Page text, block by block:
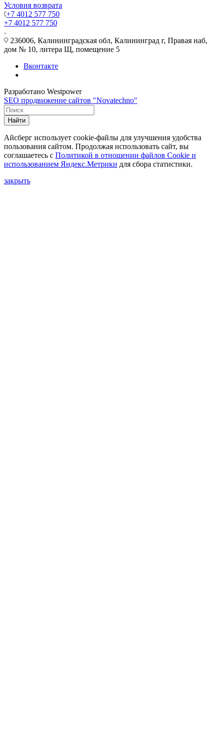
Условия возврата
+7 4012 577 750
+7 4012 577 750
236006, Калининградская обл, Калининград г, Правая наб,
дом № 10, литера Щ, помещение 5
Вконтакте
Разработано Westpower
SEO продвижение сайтов "Novatechno"
Найти
Айсберг использует cookie-файлы для улучшения удобства
пользования сайтом. Продолжая использовать сайт, вы
соглашаетесь с Политикой в отношении файлов Сookie и
использованием Яндекс.Метрики для сбора статистики.
закрыть